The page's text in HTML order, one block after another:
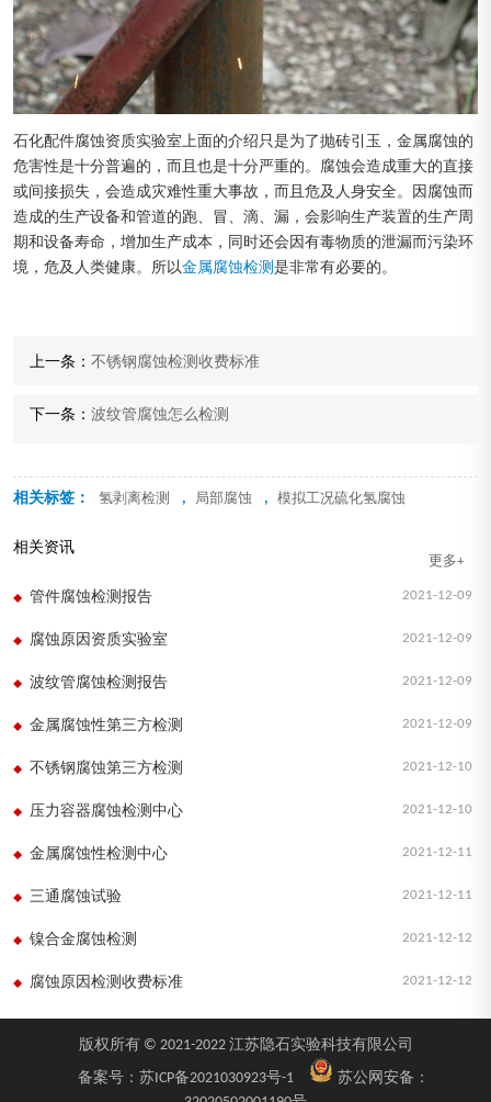
石化配件腐蚀资质实验室上面的介绍只是为了抛砖引玉，金属腐蚀的
危害性是十分普遍的，而且也是十分严重的。腐蚀会造成重大的直接
或间接损失，会造成灾难性重大事故，而且危及人身安全。因腐蚀而
造成的生产设备和管道的跑、冒、滴、漏，会影响生产装置的生产周
期和设备寿命，增加生产成本，同时还会因有毒物质的泄漏而污染环
境，危及人类健康。所以金属腐蚀检测 是非常有必要的。
上一条： 不锈钢腐蚀检测收费标准
下一条： 波纹管腐蚀怎么检测
相关标签： 氢剥离检测 , 局部腐蚀 , 模拟工况硫化氢腐蚀
相关资讯
更多+
2021-12-09
管件腐蚀检测报告
2021-12-09
腐蚀原因资质实验室
2021-12-09
波纹管腐蚀检测报告
2021-12-09
金属腐蚀性第三方检测
2021-12-10
不锈钢腐蚀第三方检测
2021-12-10
压力容器腐蚀检测中心
2021-12-11
金属腐蚀性检测中心
2021-12-11
三通腐蚀试验
2021-12-12
镍合金腐蚀检测
2021-12-12
腐蚀原因检测收费标准
版权所有 © 2021-2022 江苏隐石实验科技有限公司
备案号： 苏ICP备2021030923号-1
苏公网安备：